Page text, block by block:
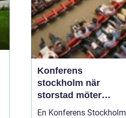
Konferens
stockholm när
storstad möter
rofylld landsbygd
En Konferens Stockholm